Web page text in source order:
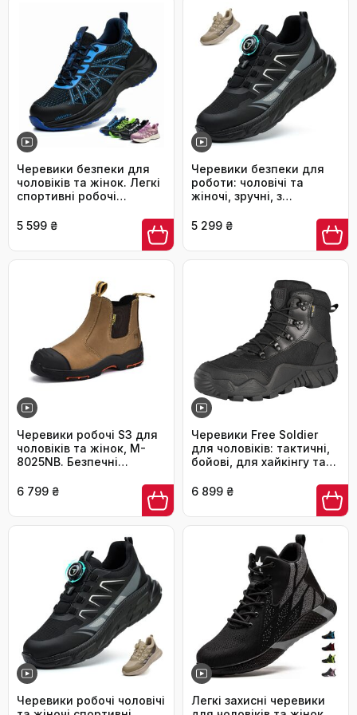
Черевики безпеки для
чоловіків та жінок. Легкі
спортивні робочі
носком, неслизькі,
дихаючі. Розмір 44 EU,
синій.
5 599 ₴
Черевики безпеки для
роботи: чоловічі та
жіночі, зручні, з
легкі, дихаючі, для
поворотними пряжками
та шнурівками, 42 EU,
5 299 ₴
Черевики робочі S3 для
чоловіків та жінок, M-
8025NB. Безпечні
водонепроникного та
верху, легкі та зручні
устілки, композитний
захист пальців та
антипрокольна підошва.
Колір: бежевий, розмір:
44 EU, ширина: широка.
6 799 ₴
Черевики Free Soldier
для чоловіків: тактичні,
бойові, для хайкінгу та
Чоловічі черевики для
роботи та армії. Розмір
42.5 EU, чорний колір
6 899 ₴
Черевики робочі чоловічі
Легкі захисні черевики